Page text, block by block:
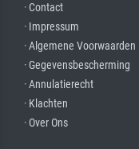
· Contact
· Impressum
· Algemene Voorwaarden
· Gegevensbescherming
· Annulatierecht
· Klachten
· Over Ons